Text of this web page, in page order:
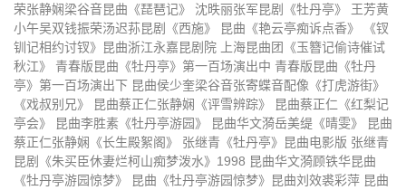
昆曲渔家乐下 昆曲渔家乐上
新版昆剧百花公主杨凤一王振义 永嘉昆剧《琵琶记》
魏春荣王振义昆曲《玉簪记》 《昆曲六百年》上
《昆曲六百年》下 赵文林王芳昆曲《长生殿》上
赵文林王芳昆曲《长生殿》中
《牡丹亭上三生路》截选自昆曲
荣张静娴梁谷音昆曲《琵琶记》 沈昳丽张军昆剧《牡丹亭》 王芳黄
小午吴双钱振荣汤迟荪昆剧《西施》 昆曲《艳云亭痴诉点香》 《钗
钏记相约讨钗》昆曲浙江永嘉昆剧院 上海昆曲团《玉簪记偷诗催试
秋江》 青春版昆曲《牡丹亭》第一百场演出中 青春版昆曲《牡丹
亭》第一百场演出下 昆曲侯少奎梁谷音张寄蝶音配像《打虎游街》
《戏叔别兄》 昆曲蔡正仁张静娴《评雪辨踪》 昆曲蔡正仁《红梨记
亭会》 昆曲李胜素《牡丹亭游园》 昆曲华文漪岳美缇《晴雯》 昆曲
蔡正仁张静娴《长生殿絮阁》 张继青《牡丹亭》昆曲电影版 张继青
昆剧《朱买臣休妻烂柯山痴梦泼水》1998 昆曲华文漪顾铁华昆曲
《牡丹亭游园惊梦》 昆曲《牡丹亭游园惊梦》昆曲刘效裘彩萍 昆曲